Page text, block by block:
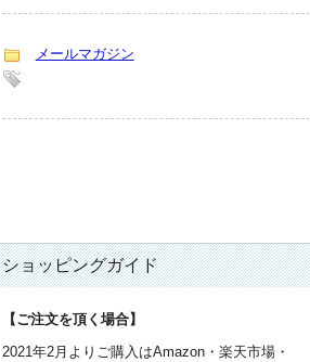
メールマガジン
ショッピングガイド
【ご注文を頂く場合】
2021年2月よりご購入はAmazon・楽天市場・